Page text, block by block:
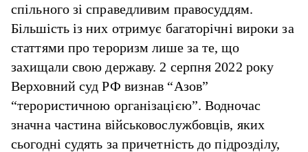
спільного зі справедливим правосуддям.
Більшість із них отримує багаторічні вироки за
статтями про тероризм лише за те, що
захищали свою державу. 2 серпня 2022 року
Верховний суд РФ визнав “Азов”
“терористичною організацією”. Водночас
значна частина військовослужбовців, яких
сьогодні судять за причетність до підрозділу,